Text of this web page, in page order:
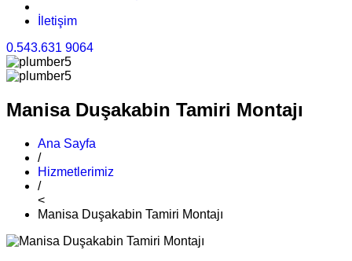
İletişim
0.543.631 9064
Manisa Duşakabin Tamiri Montajı
Ana Sayfa
/
Hizmetlerimiz
/
<
Manisa Duşakabin Tamiri Montajı